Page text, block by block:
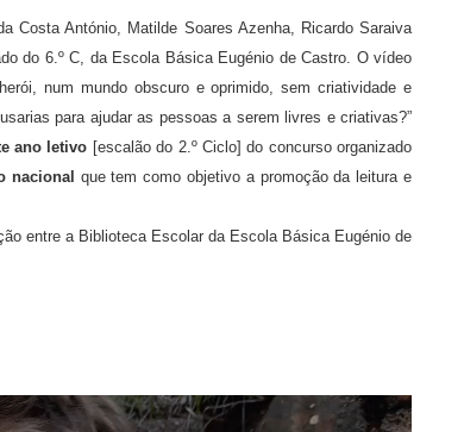
Costa António, Matilde Soares Azenha, Ricardo Saraiva
do 6.º C, da Escola Básica Eugénio de Castro. O vídeo
num mundo obscuro e oprimido, sem criatividade e
para ajudar as pessoas a serem livres e criativas?”
ano letivo [escalão do 2.º Ciclo] do concurso organizado
nacional que tem como objetivo a promoção da leitura e
entre a Biblioteca Escolar da Escola Básica Eugénio de